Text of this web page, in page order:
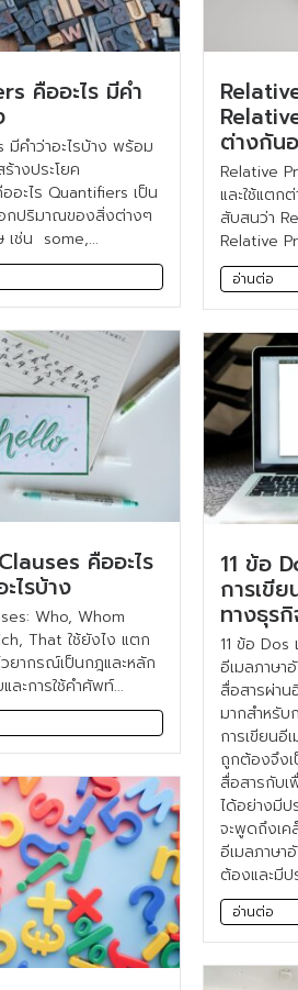
คืออะไร มีคำ
มีคำว่าอะไรบ้าง พร้อม
ร้างประโยค
อะไร Quantifiers เป็น
อกปริมาณของสิ่งต่างๆ
เช่น some,...
ต่างกัน
Relative
และใช้แตก
สับสนว่า
Relative
อ่านต่อ
คืออะไร
ไรบ้าง
Who, Whom
That ใช้ยังไง แตก
ยากรณ์เป็นกฎและหลัก
ละการใช้คำศัพท์...
11 ข้อ
การเขี
ทางธุร
11 ข้อ Dos
อีเมลภาษ
สื่อสารผ่า
มากสำหรับ
การเขียนอี
ถูกต้องจึงเ
สื่อสารกับ
ได้อย่างมีป
จะพูดถึงเค
อีเมลภาษา
ต้องและมี
อ่านต่อ